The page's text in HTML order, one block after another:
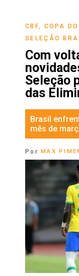
CBF COPA
SELEÇÃO
Com
Seleção
das
Brasil
mês de
Por MAX